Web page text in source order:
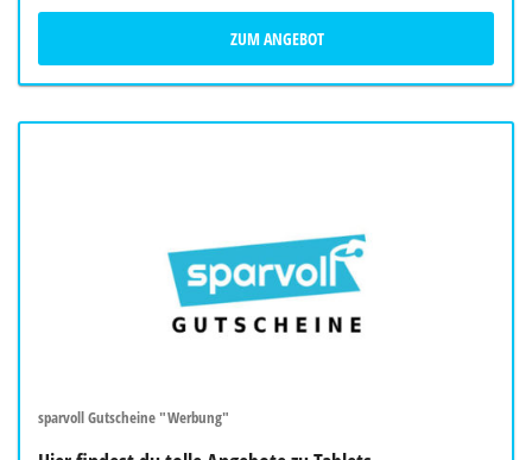
ZUM ANGEBOT
sparvoll Gutscheine "Werbung"